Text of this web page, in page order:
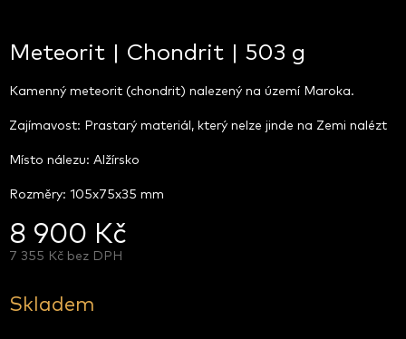
Meteorit | Chondrit | 503 g
8 900 Kč
7 355 Kč bez DPH
cena:
Skladem
Kamenný meteorit (chondrit) nalezený na území Maroka.
Zajímavost: Prastarý materiál, který nelze jinde na Zemi nalézt
Místo nálezu: Alžírsko
Rozměry: 105x75x35 mm